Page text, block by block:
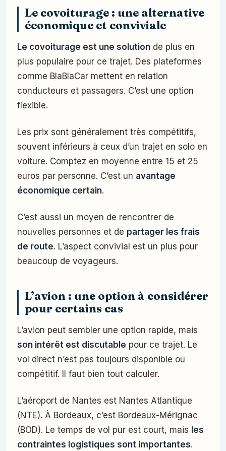
Le covoiturage : une alternative
économique et conviviale
Le covoiturage est une solution de plus en
plus populaire pour ce trajet. Des plateformes
comme BlaBlaCar mettent en relation
conducteurs et passagers. C’est une option
flexible.
Les prix sont généralement très compétitifs,
souvent inférieurs à ceux d’un trajet en solo en
voiture. Comptez en moyenne entre 15 et 25
euros par personne. C’est un avantage
économique certain.
C’est aussi un moyen de rencontrer de
nouvelles personnes et de partager les frais
de route. L’aspect convivial est un plus pour
beaucoup de voyageurs.
L’avion : une option à considérer
pour certains cas
L’avion peut sembler une option rapide, mais
son intérêt est discutable pour ce trajet. Le
vol direct n’est pas toujours disponible ou
compétitif. Il faut bien tout calculer.
L’aéroport de Nantes est Nantes Atlantique
(NTE). À Bordeaux, c’est Bordeaux-Mérignac
(BOD). Le temps de vol pur est court, mais les
contraintes logistiques sont importantes.